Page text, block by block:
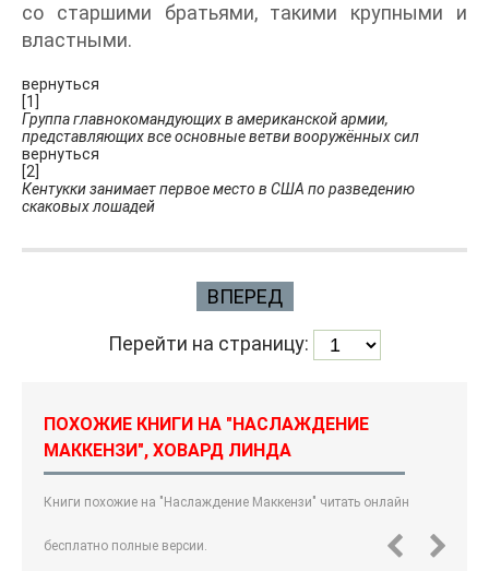
со старшими братьями, такими крупными и
властными.
вернуться
[1]
Группа главнокомандующих в американской армии,
представляющих все основные ветви вооружённых сил
вернуться
[2]
Кентукки занимает первое место в США по разведению
скаковых лошадей
ВПЕРЕД
Перейти на страницу:
ПОХОЖИЕ КНИГИ НА "НАСЛАЖДЕНИЕ
МАККЕНЗИ", ХОВАРД ЛИНДА
Книги похожие на "Наслаждение Маккензи" читать онлайн
бесплатно полные версии.